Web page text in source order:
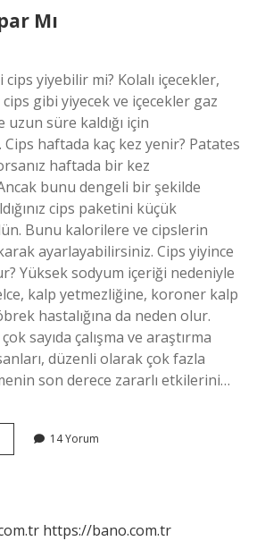
Mı
yiyebilir mi? Kolalı içecekler,
gibi yiyecek ve içecekler gaz
uzun süre kaldığı için
haftada kaç kez yenir? Patates
haftada bir kez
bunu dengeli bir şekilde
cips paketini küçük
Bunu kalorilere ve cipslerin
ayarlayabilirsiniz. Cips yiyince
Yüksek sodyum içeriği nedeniyle
kalp yetmezliğine, koroner kalp
hastalığına da neden olur.
sayıda çalışma ve araştırma
düzenli olarak çok fazla
son derece zararlı etkilerini…
14 Yorum
https://bano.com.tr